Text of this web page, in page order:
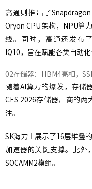
高通则推出了
Oryon CPU架构，NPU算
线。同时，高通还发布
IQ10，旨在赋能各类自动化
02存储器：HBM4亮相，
随着AI算力的爆发，存储
CES 2026存储器厂商的两
注。
SK海力士展示了16层堆叠
加速器的关键支撑。此外
SOCAMM2模组。